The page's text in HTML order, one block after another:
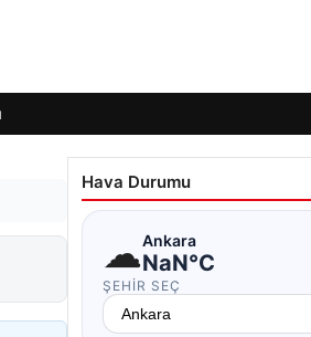
Hava Durumu
☁Ankara
NaN°C
ŞEHIR SEÇ